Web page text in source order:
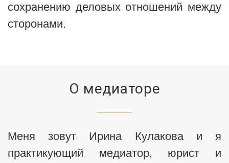
сохранению деловых отношений между
сторонами.
О медиаторе
Меня зовут Ирина Кулакова и я
практикующий медиатор, юрист и